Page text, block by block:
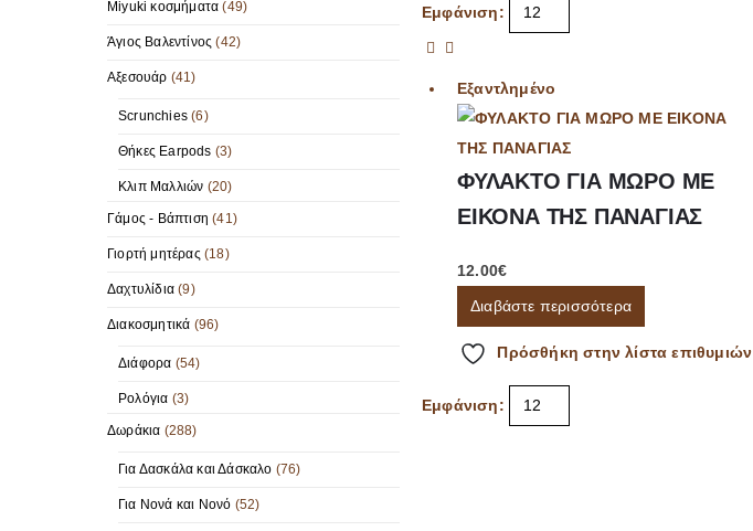
Εμφάνιση:
Εξαντλημένο
ΦΥΛΑΚΤΟ ΓΙΑ ΜΩΡΟ ΜΕ
ΕΙΚΟΝΑ ΤΗΣ ΠΑΝΑΓΙΑΣ
12.00€
Διαβάστε περισσότερα
Πρόσθήκη στην λίστα επιθυμιών
Εμφάνιση:
Miyuki κοσμήματα (49)
Άγιος Βαλεντίνος (42)
Αξεσουάρ (41)
Scrunchies (6)
Θήκες Earpods (3)
Κλιπ Μαλλιών (20)
Γάμος - Βάπτιση (41)
Γιορτή μητέρας (18)
Δαχτυλίδια (9)
Διακοσμητικά (96)
Διάφορα (54)
Ρολόγια (3)
Δωράκια (288)
Για Δασκάλα και Δάσκαλο (76)
Για Νονά και Νονό (52)